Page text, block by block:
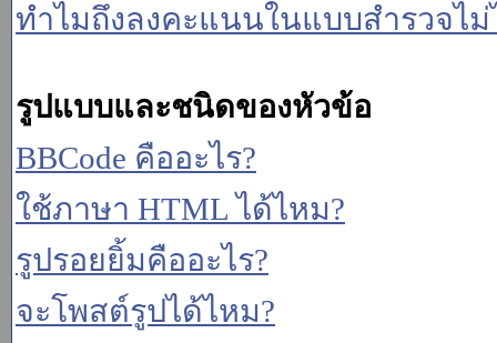
ทำไมถึงลงคะแนนในแบบสำรวจไม่
รูปแบบและชนิดของหัวข้อ
BBCode คืออะไร?
ใช้ภาษา HTML ได้ไหม?
รูปรอยยิ้มคืออะไร?
จะโพสต์รูปได้ไหม?